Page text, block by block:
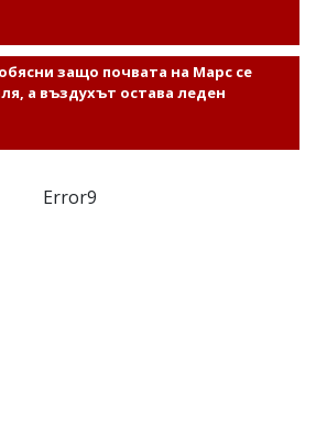
обясни защо почвата на Марс се
а въздухът остава леден
Error9